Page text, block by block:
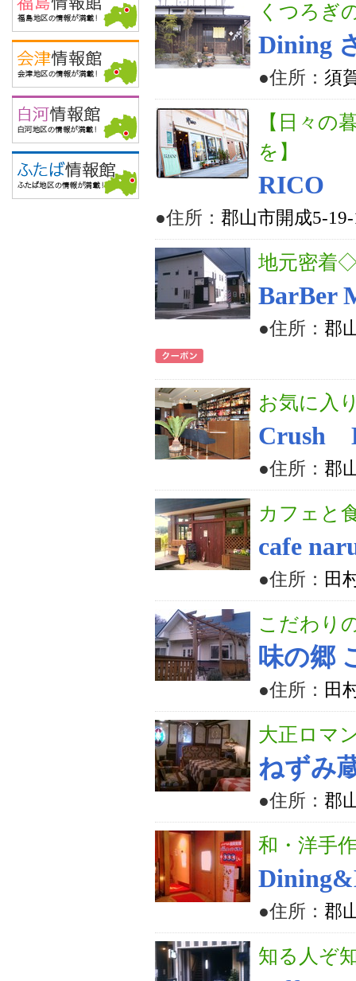
くつろぎ
Dining
●住所： 須
【日々の
を】
RICO
●住所： 郡山市開成5-
地元密着
BarBer
●住所： 郡
お気に入
Crush
●住所： 郡
カフェと
cafe
●住所： 田
こだわり
味の郷
●住所： 田
大正ロマ
ねずみ
●住所： 郡
和・洋手
●住所： 郡
知る人ぞ